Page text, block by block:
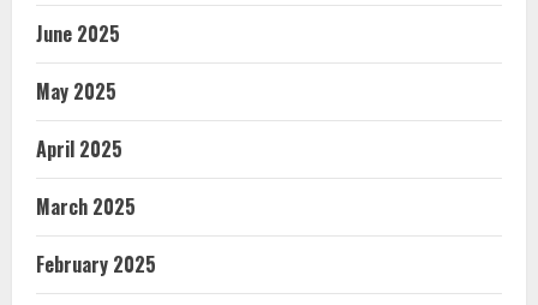
June 2025
May 2025
April 2025
March 2025
February 2025